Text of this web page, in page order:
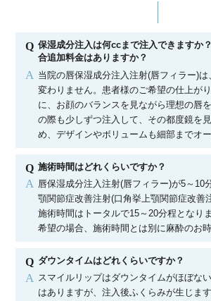
Q 保湿成分注入は何ccまで注入できますか
合追加料金はありますか？
A 当院の唇保湿成分注入注射(唇フィラー)
変わりません。患者様のご希望の仕上が
に、お顔のバランスを見ながら理想の唇
の際も少しずつ注入して、その都度鏡を
め、デザインやボリュームも細部までオ
Q 施術時間はどれくらいですか？
A 唇保湿成分注入注射(唇フィラー)が5～10
顎関節症改善注射(口角挙上顎関節症改善
施術時間はトータルで15～20分程となり
希望の場合、施術時間とは別に麻酔のお時
Q ダウンタイムはどれくらいですか？
A スマイルリップはダウンタイムがほぼな
はありますが、注入後ふくらみが生じま